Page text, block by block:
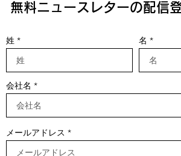
無料ニュースレターの配信
姓 名
会社名
メールアドレス